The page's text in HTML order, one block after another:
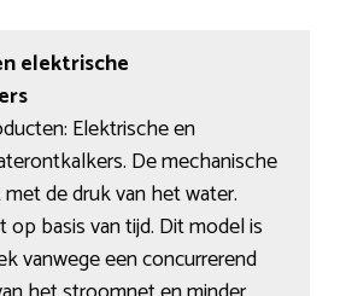
elektrische
Elektrische en
De mechanische
de druk van het water.
op basis van tijd. Dit model is
vanwege een concurrerend